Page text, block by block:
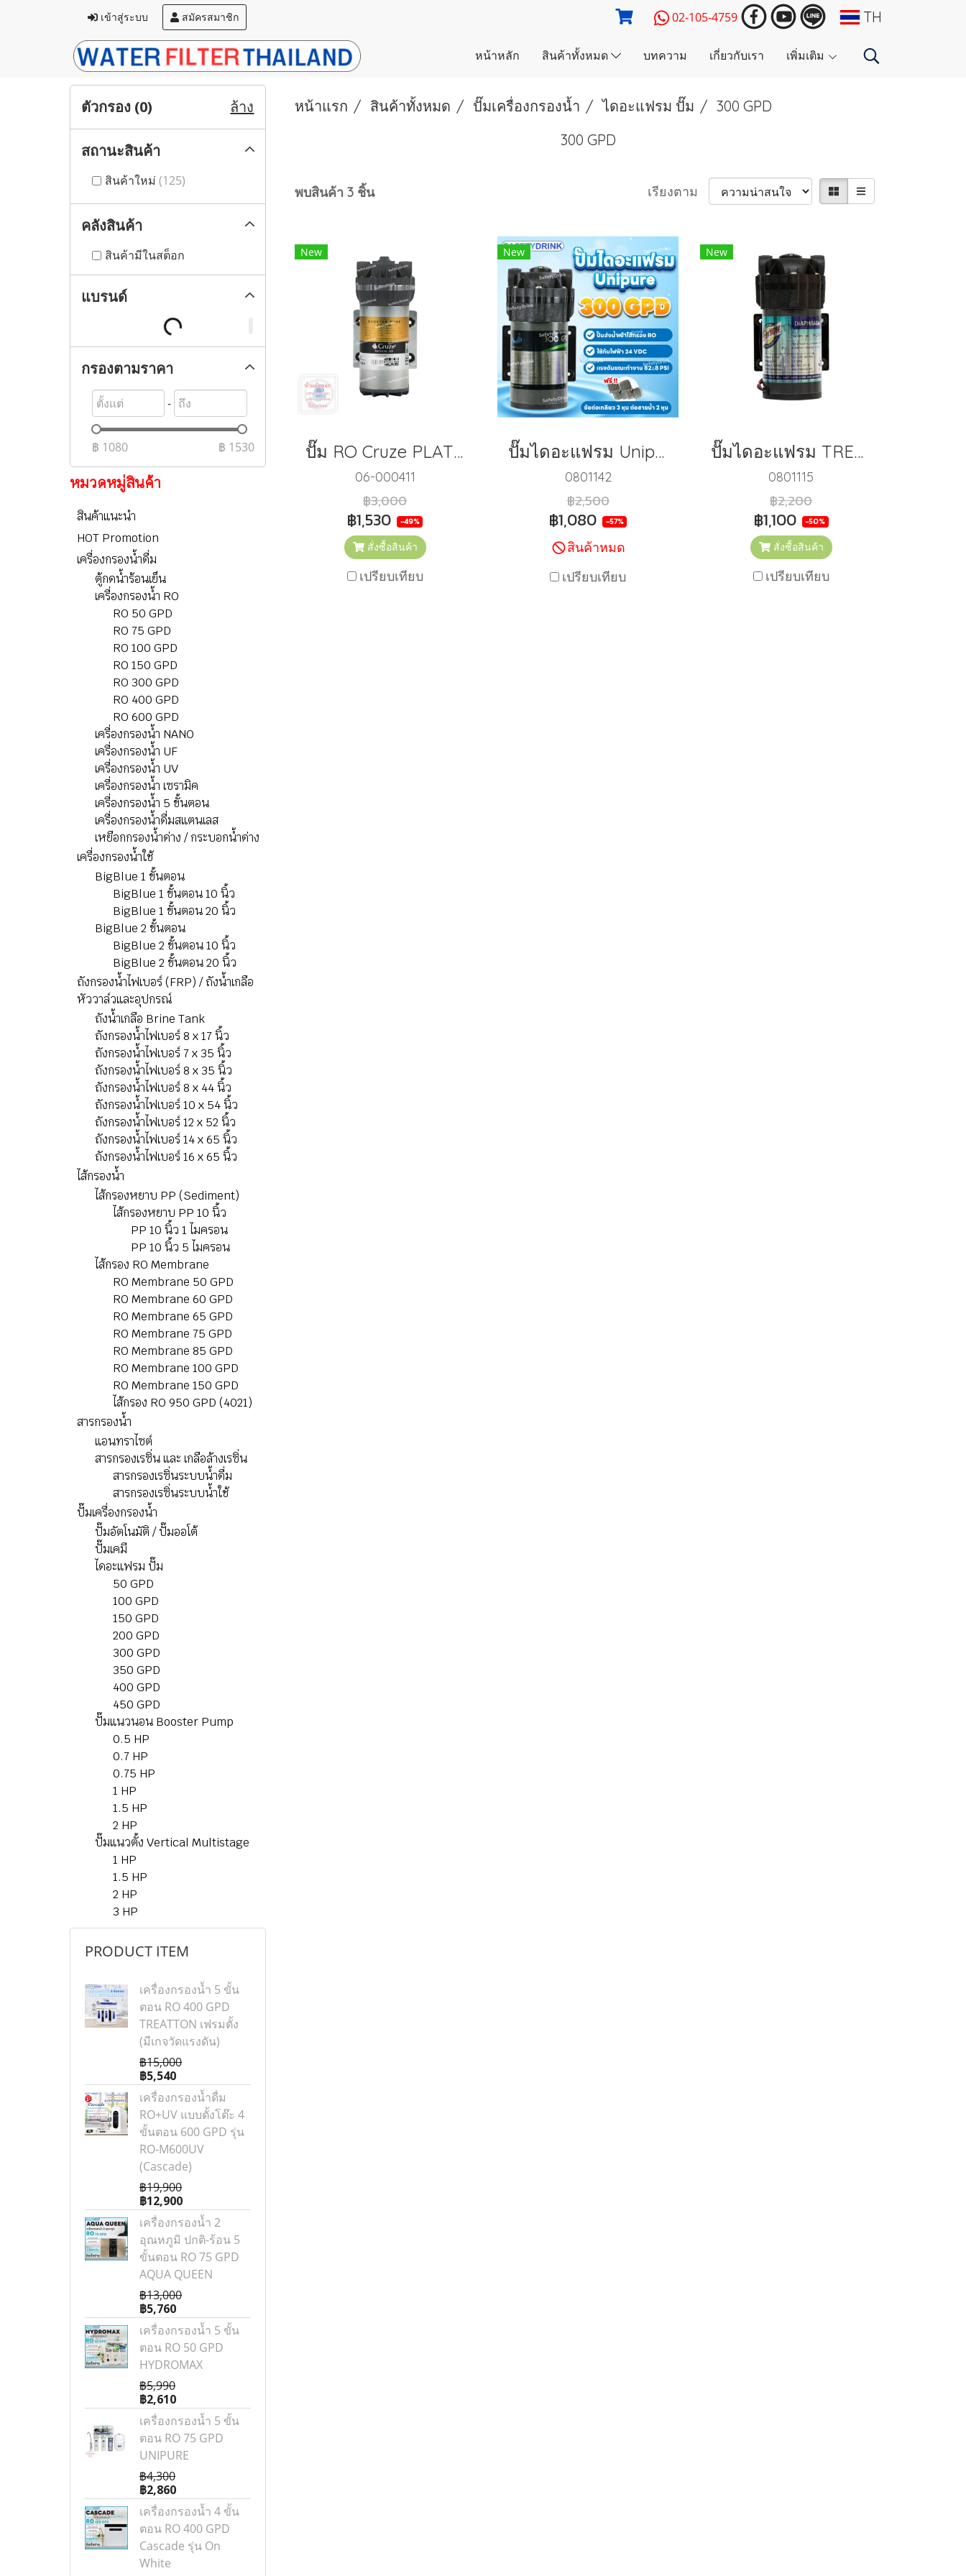
เข้าสู่ระบบ สมัครสมาชิก 02-105-4759 TH
หน้าหลัก สินค้าทั้งหมด บทความ เกี่ยวกับเรา เพิ่มเติม
หน้าแรก สินค้าทั้งหมด ปั๊มเครื่องกรองนํ้า ไดอะแฟรม ปั๊ม
300 GPD
300 GPD
พบสินค้า 3 ชิ้น เรียงตาม
New
ปั๊ม RO Cruze PLATINUM รุ่น 300 GPD + Adapter (24V-3A)
06-000411
฿3,000
฿1,530 -49%
สั่งซื้อสินค้า
เปรียบเทียบ
New
ปั๊มไดอะแฟรม Unipure 300 GPD + Adapter
0801142
฿2,500
฿1,080 -57%
สินค้าหมด
เปรียบเทียบ
New
ปั๊มไดอะแฟรม TREATTON รุ่น 300 GPD + Adapter
0801115
฿2,200
฿1,100 -50%
สั่งซื้อสินค้า
เปรียบเทียบ
ตัวกรอง (0) ล้าง
สถานะสินค้า
สินค้าใหม่ (125)
คลังสินค้า
สินค้ามีในสต็อก
แบรนด์
กรองตามราคา
-
฿ 1080 ฿ 1530
หมวดหมู่สินค้า
สินค้าแนะนำ
HOT Promotion
เครื่องกรองน้ำดื่ม
ตู้กดน้ำร้อนเย็น
เครื่องกรองน้ำ RO
RO 50 GPD
RO 75 GPD
RO 100 GPD
RO 150 GPD
RO 300 GPD
RO 400 GPD
RO 600 GPD
เครื่องกรองน้ำ NANO
เครื่องกรองน้ำ UF
เครื่องกรองน้ำ UV
เครื่องกรองน้ำ เซรามิค
เครื่องกรองน้ำ 5 ขั้นตอน
เครื่องกรองน้ำดื่มสแตนเลส
เหยือกกรองน้ำด่าง / กระบอกน้ำด่าง
เครื่องกรองน้ำใช้
BigBlue 1 ขั้นตอน
BigBlue 1 ขั้นตอน 10 นิ้ว
BigBlue 1 ขั้นตอน 20 นิ้ว
BigBlue 2 ขั้นตอน
BigBlue 2 ขั้นตอน 10 นิ้ว
BigBlue 2 ขั้นตอน 20 นิ้ว
ถังกรองน้ำไฟเบอร์ (FRP) / ถังน้ำเกลือ
หัววาล์วและอุปกรณ์
ถังน้ำเกลือ Brine Tank
ถังกรองน้ำไฟเบอร์ 8 x 17 นิ้ว
ถังกรองน้ำไฟเบอร์ 7 x 35 นิ้ว
ถังกรองน้ำไฟเบอร์ 8 x 35 นิ้ว
ถังกรองน้ำไฟเบอร์ 8 x 44 นิ้ว
ถังกรองน้ำไฟเบอร์ 10 x 54 นิ้ว
ถังกรองน้ำไฟเบอร์ 12 x 52 นิ้ว
ถังกรองน้ำไฟเบอร์ 14 x 65 นิ้ว
ถังกรองน้ำไฟเบอร์ 16 x 65 นิ้ว
ไส้กรองนํ้า
ไส้กรองหยาบ PP (Sediment)
ไส้กรองหยาบ PP 10 นิ้ว
PP 10 นิ้ว 1 ไมครอน
PP 10 นิ้ว 5 ไมครอน
ไส้กรอง RO Membrane
RO Membrane 50 GPD
RO Membrane 60 GPD
RO Membrane 65 GPD
RO Membrane 75 GPD
RO Membrane 85 GPD
RO Membrane 100 GPD
RO Membrane 150 GPD
ไส้กรอง RO 950 GPD (4021)
สารกรองน้ำ
แอนทราไซต์
สารกรองเรซิ่น และ เกลือล้างเรซิ่น
สารกรองเรซิ่นระบบน้ำดื่ม
สารกรองเรซิ่นระบบน้ำใช้
ปั๊มเครื่องกรองนํ้า
ปั๊มอัตโนมัติ / ปั๊มออโต้
ปั๊มเคมี
ไดอะแฟรม ปั๊ม
50 GPD
100 GPD
150 GPD
200 GPD
300 GPD
350 GPD
400 GPD
450 GPD
ปั๊มแนวนอน Booster Pump
0.5 HP
0.7 HP
0.75 HP
1 HP
1.5 HP
2 HP
ปั๊มแนวตั้ง Vertical Multistage
1 HP
1.5 HP
2 HP
3 HP
PRODUCT ITEM
เครื่องกรองน้ำ 5 ขั้น
ตอน RO 400 GPD
TREATTON เฟรมตั้ง
(มีเกจวัดแรงดัน)
฿15,000
฿5,540
เครื่องกรองน้ำดื่ม
RO+UV แบบตั้งโต๊ะ 4
ขั้นตอน 600 GPD รุ่น
RO-M600UV
(Cascade)
฿19,900
฿12,900
เครื่องกรองน้ำ 2
อุณหภูมิ ปกติ-ร้อน 5
ขั้นตอน RO 75 GPD
AQUA QUEEN
฿13,000
฿5,760
เครื่องกรองน้ำ 5 ขั้น
ตอน RO 50 GPD
HYDROMAX
฿5,990
฿2,610
เครื่องกรองน้ำ 5 ขั้น
ตอน RO 75 GPD
UNIPURE
฿4,300
฿2,860
เครื่องกรองน้ำ 4 ขั้น
ตอน RO 400 GPD
Cascade รุ่น On
White